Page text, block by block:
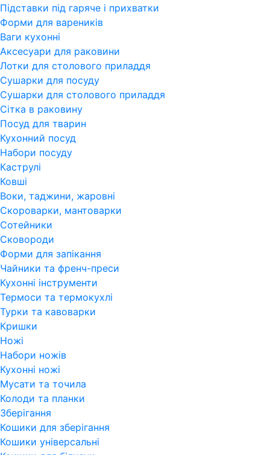
Підставки під гаряче і прихватки
Форми для вареників
Ваги кухонні
Аксесуари для раковини
Лотки для столового приладдя
Сушарки для посуду
Сушарки для столового приладдя
Сітка в раковину
Посуд для тварин
Кухонний посуд
Набори посуду
Каструлі
Ковші
Воки, таджини, жаровні
Скороварки, мантоварки
Сотейники
Сковороди
Форми для запікання
Чайники та френч-преси
Кухонні інструменти
Термоси та термокухлі
Турки та кавоварки
Кришки
Ножі
Набори ножів
Кухонні ножі
Мусати та точила
Колоди та планки
Зберігання
Кошики для зберігання
Кошики універсальні